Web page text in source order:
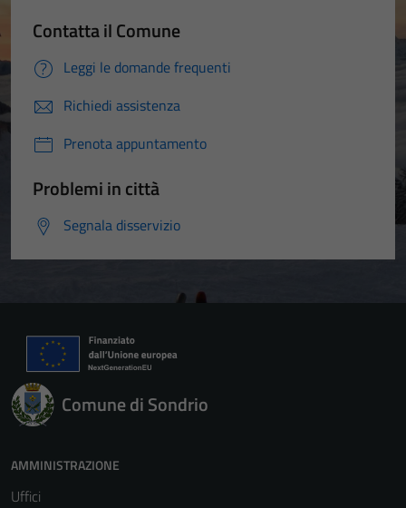
Contatta il Comune
Leggi le domande frequenti
Richiedi assistenza
Prenota appuntamento
Problemi in città
Segnala disservizio
Comune di Sondrio
AMMINISTRAZIONE
Uffici